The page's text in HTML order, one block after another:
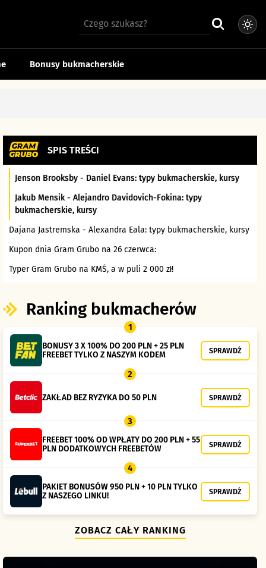
Bonusy bukmacherskie
SPIS TREŚCI
Jenson Brooksby - Daniel Evans: typy bukmacherskie, kursy
Jakub Mensik - Alejandro Davidovich-Fokina: typy
bukmacherskie, kursy
Dajana Jastremska - Alexandra Eala: typy bukmacherskie, kursy
Kupon dnia Gram Grubo na 26 czerwca:
Typer Gram Grubo na KMŚ, a w puli 2 000 zł!
Ranking bukmacherów
1
BONUSY 3 X 100% DO 200 PLN + 25 PLN
FREEBET TYLKO Z NASZYM KODEM
SPRAWDŹ
2
ZAKŁAD BEZ RYZYKA DO 50 PLN SPRAWDŹ
3
FREEBET 100% OD WPŁATY DO 200 PLN + 55
PLN DODATKOWYCH FREEBETÓW
SPRAWDŹ
4
PAKIET BONUSÓW 950 PLN + 10 PLN TYLKO
Z NASZEGO LINKU!
SPRAWDŹ
ZOBACZ CAŁY RANKING